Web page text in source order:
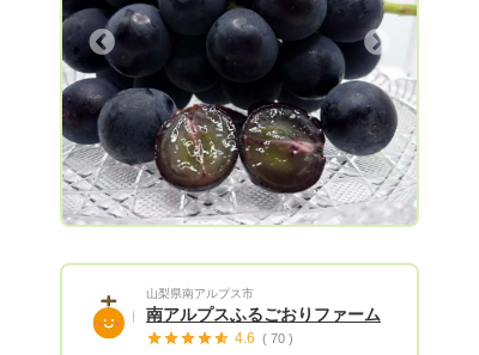
しております。 なお、清水屋のブドウは
完熟品をお送りさせていただいておりま
す。 ブドウは完熟すると脱粒しやすくな
るという特性があります。(特に巨峰、ピ
オーネ) 梱包には細心の注意をはらってお
りますが、もし脱粒があった場合には完熟
している証しとしてご賞味いただければと
存じます。
Next
山梨県南アルプス市
南アルプスふるごおりファーム
4.6 ( 70 )